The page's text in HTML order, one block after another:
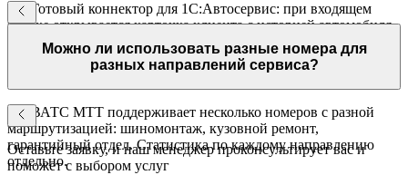
Да. Готовый коннектор для 1С:Автосервис: при входящем
звонке открывается карточка клиента с историей автомобиля.
Данные о записи передаются из ВАТС в 1С автоматически.
Можно ли использовать разные номера для
разных направлений сервиса?
Да. ВАТС МТТ поддерживает несколько номеров с разной
маршрутизацией: шиномонтаж, кузовной ремонт,
гарантийный отдел. Статистика по каждому направлению
отдельно.
Оставьте заявку, и наш менеджер проконсультирует вас и
поможет с выбором услуг